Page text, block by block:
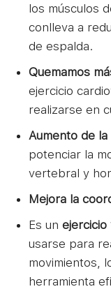
los músculos
conlleva a
de espalda.
Quemamos
ejercicio
realizarse en
Aumento de
potenciar la
vertebral y
Mejora la
Es un
usarse para
movimientos,
herramienta